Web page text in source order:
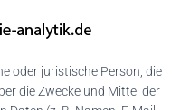
oder juristische Person, die
die Zwecke und Mittel der